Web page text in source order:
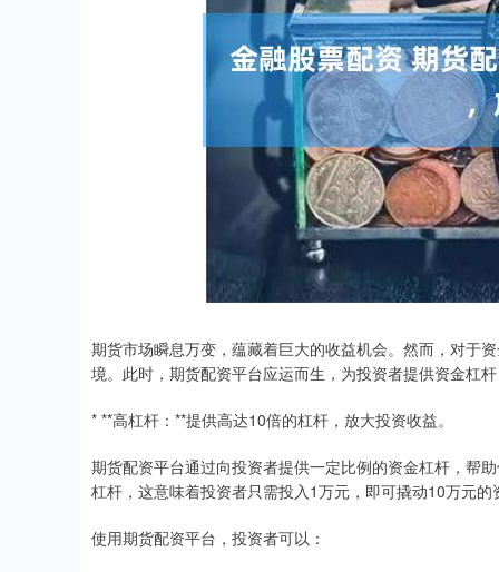
期货市场瞬息万变，蕴藏着巨大的收益机会。然而，对于
境。此时，期货配资平台应运而生，为投资者提供资金杠
* **高杠杆：**提供高达10倍的杠杆，放大投资收益。
期货配资平台通过向投资者提供一定比例的资金杠杆，帮
杠杆，这意味着投资者只需投入1万元，即可撬动10万元的
使用期货配资平台，投资者可以：